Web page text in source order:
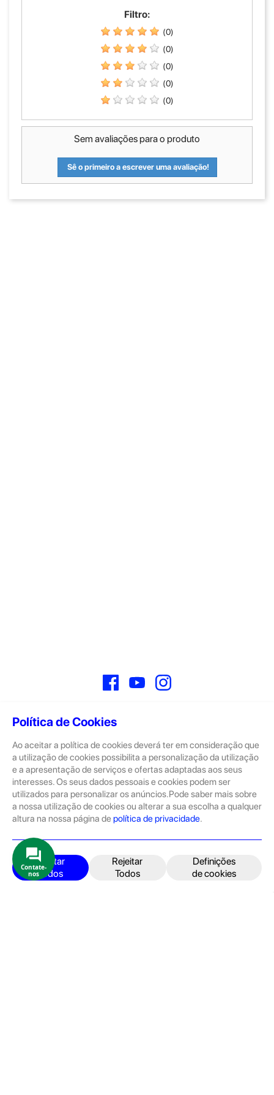
Política de Cookies
Ao aceitar a política de cookies deverá ter em consideração que
a utilização de cookies possibilita a personalização da utilização
e a apresentação de serviços e ofertas adaptadas aos seus
interesses. Os seus dados pessoais e cookies podem ser
utilizados para personalizar os anúncios.Pode saber mais sobre
a nossa utilização de cookies ou alterar a sua escolha a qualquer
altura na nossa página de política de privacidade.
Aceitar
Todos
Rejeitar
Todos
Definições
de cookies
Filtro:
(0)
(0)
(0)
(0)
(0)
Sem avaliações para o produto
Sê o primeiro a escrever uma avaliação!
FacebookYouTube
Sobre
A GeekStore é a tua loja de produtos seminovos e novos Apple.
Tratam-se de dispositivos com pouco uso, exposição de loja ou
Novos.
Os seminovos são sempre sujeitos a uma inspeção rigorosa
pelas equipas técnicas que connosco trabalham.
Produtos e Serviços
iPhone
iPad
Contate-
nos